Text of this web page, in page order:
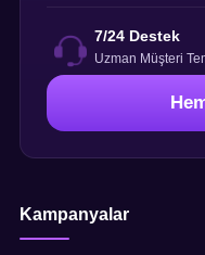
7/24 Destek
Uzman Müşteri
Kampanyalar